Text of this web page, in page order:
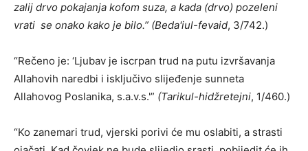
zalij drvo pokajanja kofom suza, a kada (drvo) pozeleni
vrati se onako kako je bilo.” (Beda'iul-fevaid, 3/742.)
“Rečeno je: ‘Ljubav je iscrpan trud na putu izvršavanja
Allahovih naredbi i isključivo slijeđenje sunneta
Allahovog Poslanika, s.a.v.s.'” (Tarikul-hidžretejni, 1/460.)
“Ko zanemari trud, vjerski porivi će mu oslabiti, a strasti